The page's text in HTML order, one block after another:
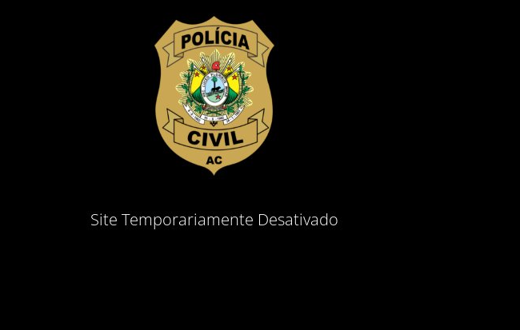
Site Temporariamente Desativado